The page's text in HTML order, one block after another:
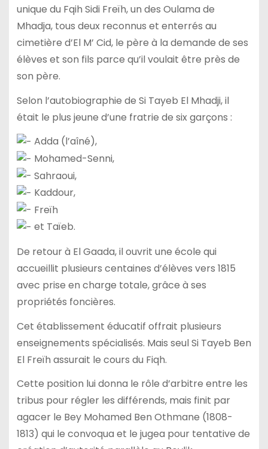
unique du Fqih Sidi Freïh, un des Oulama de
Mhadja, tous deux reconnus et enterrés au
cimetière d’El M’ Cid, le père à la demande de ses
élèves et son fils parce qu’il voulait être près de
son père.
Selon l’autobiographie de Si Tayeb El Mhadji, il
était le plus jeune d’une fratrie de six garçons :
Adda (l’aîné),
Mohamed-Senni,
Sahraoui,
Kaddour,
Freïh
et Taïeb.
De retour à El Gaada, il ouvrit une école qui
accueillit plusieurs centaines d’élèves vers 1815
avec prise en charge totale, grâce à ses
propriétés foncières.
Cet établissement éducatif offrait plusieurs
enseignements spécialisés. Mais seul Si Tayeb Ben
El Freïh assurait le cours du Fiqh.
Cette position lui donna le rôle d’arbitre entre les
tribus pour régler les différends, mais finit par
agacer le Bey Mohamed Ben Othmane (1808-
1813) qui le convoqua et le jugea pour tentative de